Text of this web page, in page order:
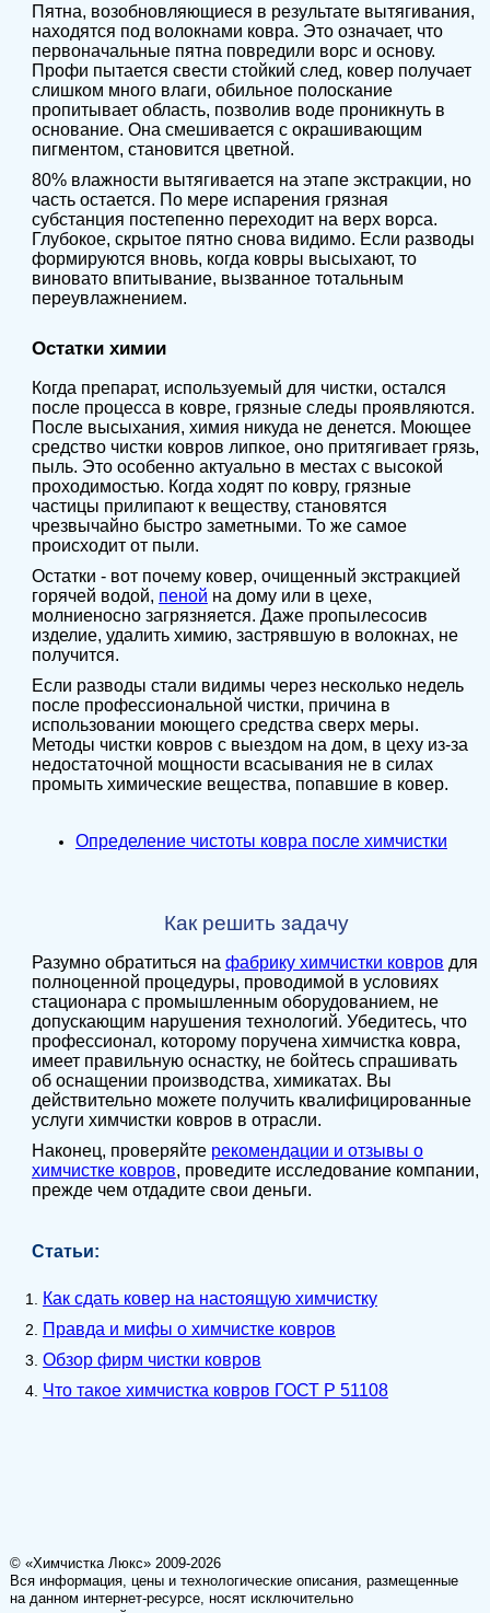
Пятна, возобновляющиеся в результате вытягивания,
находятся под волокнами ковра. Это означает, что
первоначальные пятна повредили ворс и основу.
Профи пытается свести стойкий след, ковер получает
слишком много влаги, обильное полоскание
пропитывает область, позволив воде проникнуть в
основание. Она смешивается с окрашивающим
пигментом, становится цветной.
80% влажности вытягивается на этапе экстракции, но
часть остается. По мере испарения грязная
субстанция постепенно переходит на верх ворса.
Глубокое, скрытое пятно снова видимо. Если разводы
формируются вновь, когда ковры высыхают, то
виновато впитывание, вызванное тотальным
переувлажнением.
Остатки химии
Когда препарат, используемый для чистки, остался
после процесса в ковре, грязные следы проявляются.
После высыхания, химия никуда не денется. Моющее
средство чистки ковров липкое, оно притягивает грязь,
пыль. Это особенно актуально в местах с высокой
проходимостью. Когда ходят по ковру, грязные
частицы прилипают к веществу, становятся
чрезвычайно быстро заметными. То же самое
происходит от пыли.
Остатки - вот почему ковер, очищенный экстракцией
горячей водой, пеной на дому или в цехе,
молниеносно загрязняется. Даже пропылесосив
изделие, удалить химию, застрявшую в волокнах, не
получится.
Если разводы стали видимы через несколько недель
после профессиональной чистки, причина в
использовании моющего средства сверх меры.
Методы чистки ковров с выездом на дом, в цеху из-за
недостаточной мощности всасывания не в силах
промыть химические вещества, попавшие в ковер.
Определение чистоты ковра после химчистки
Как решить задачу
Разумно обратиться на фабрику химчистки ковров для
полноценной процедуры, проводимой в условиях
стационара с промышленным оборудованием, не
допускающим нарушения технологий. Убедитесь, что
профессионал, которому поручена химчистка ковра,
имеет правильную оснастку, не бойтесь спрашивать
об оснащении производства, химикатах. Вы
действительно можете получить квалифицированные
услуги химчистки ковров в отрасли.
Наконец, проверяйте рекомендации и отзывы о
химчистке ковров, проведите исследование компании,
прежде чем отдадите свои деньги.
Статьи:
Как сдать ковер на настоящую химчистку
Правда и мифы о химчистке ковров
Обзор фирм чистки ковров
Что такое химчистка ковров ГОСТ Р 51108
© «Химчистка Люкс» 2009-2026
Вся информация, цены и технологические описания, размещенные
на данном интернет-ресурсе, носят исключительно